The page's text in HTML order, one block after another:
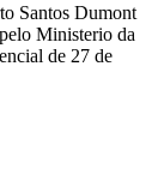
Santos Dumont
Ministerio da
de 27 de